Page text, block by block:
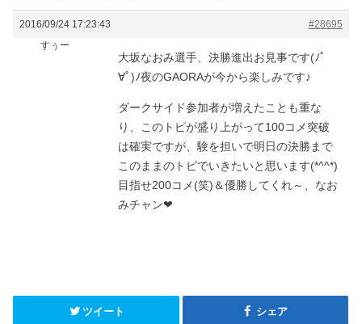
2016/09/24 17:23:43
#28695
すぅー
大坂なおみ選手、決勝進出お見事です(ﾉﾟ
∀ﾟ)ﾉ夜のGAORAが今から楽しみです♪
ダークサイド参加者が増えたことも重な
り、このトピが盛り上がって100コメ突破
は確実ですが、験を担いで明日の決勝まで
このままのトピでいきたいと思います(*^^*)
目指せ200コメ(笑)＆優勝してくれ～、なお
みチャン❤
ツイート シェア